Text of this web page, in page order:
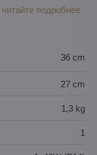
читайте подробнее
36 cm
27 cm
1,3 kg
1